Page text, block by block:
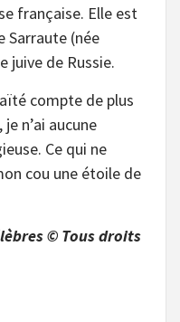
française. Elle est
Sarraute (née
juive de Russie.
compte de plus
n’ai aucune
Ce qui ne
cou une étoile de
© Tous droits